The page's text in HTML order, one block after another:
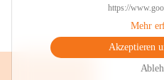
https://
Mehr
Akzeptieren